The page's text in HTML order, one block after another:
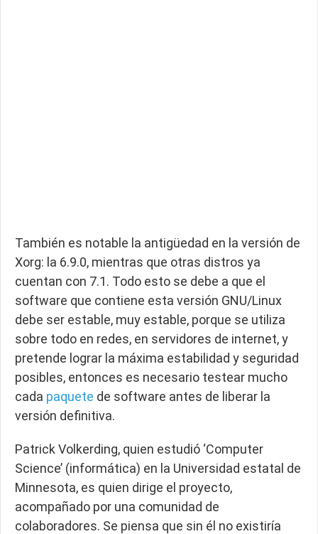
También es notable la antigüedad en la versión de
Xorg: la 6.9.0, mientras que otras distros ya
cuentan con 7.1. Todo esto se debe a que el
software que contiene esta versión GNU/Linux
debe ser estable, muy estable, porque se utiliza
sobre todo en redes, en servidores de internet, y
pretende lograr la máxima estabilidad y seguridad
posibles, entonces es necesario testear mucho
cada paquete de software antes de liberar la
versión definitiva.
Patrick Volkerding, quien estudió ‘Computer
Science’ (informática) en la Universidad estatal de
Minnesota, es quien dirige el proyecto,
acompañado por una comunidad de
colaboradores. Se piensa que sin él no existiría